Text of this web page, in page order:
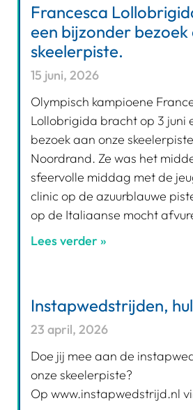
Francesca
een bijzonder bezoek
skeelerpiste.
15 juni, 2026
Olympisch kampioene
Lollobrigida bracht op 3 juni
bezoek aan onze
Noordrand. Ze was het
sfeervolle middag met de
clinic op de azuurblauwe
op de Italiaanse mocht
Lees verder »
Instapwedstrijden,
23 april, 2026
Doe jij mee aan de
onze skeelerpiste?
Op www.instapwedstrijd.nl